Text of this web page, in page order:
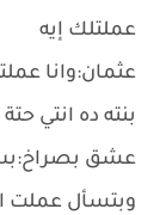
عملتلك إيه
عثمان:وانا
بنته ده انتي
عشق
وبتسأل عملت